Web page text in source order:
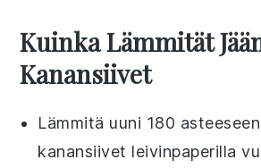
Kuinka Lämmität
Kanansiivet
Lämmitä uuni 180
kanansiivet leivinpaperilla